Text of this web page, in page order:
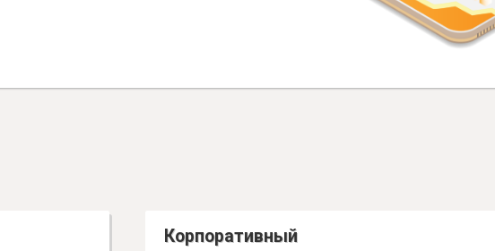
Корпоративный